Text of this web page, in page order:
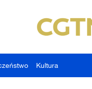
Kultura